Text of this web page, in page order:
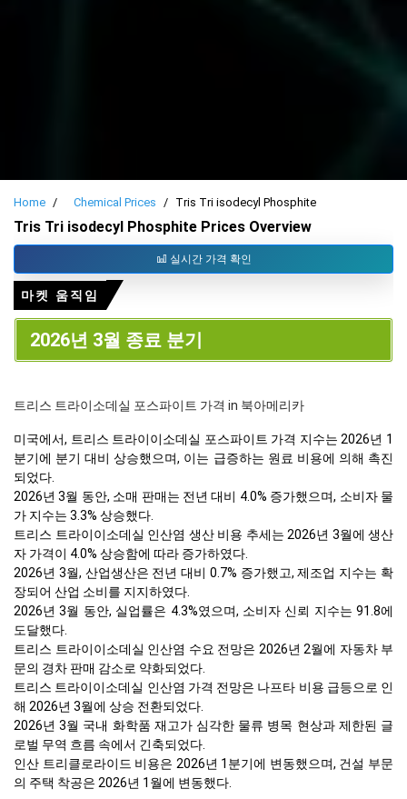
Home Chemical Prices Tris Tri isodecyl Phosphite
Tris Tri isodecyl Phosphite Prices Overview
실시간 가격 확인
마켓 움직임
2026년 3월 종료 분기
트리스 트라이소데실 포스파이트 가격 in 북아메리카
미국에서, 트리스 트라이이소데실 포스파이트 가격 지수는 2026년 1
분기에 분기 대비 상승했으며, 이는 급증하는 원료 비용에 의해 촉진
되었다.
2026년 3월 동안, 소매 판매는 전년 대비 4.0% 증가했으며, 소비자 물
가 지수는 3.3% 상승했다.
트리스 트라이이소데실 인산염 생산 비용 추세는 2026년 3월에 생산
자 가격이 4.0% 상승함에 따라 증가하였다.
2026년 3월, 산업생산은 전년 대비 0.7% 증가했고, 제조업 지수는 확
장되어 산업 소비를 지지하였다.
2026년 3월 동안, 실업률은 4.3%였으며, 소비자 신뢰 지수는 91.8에
도달했다.
트리스 트라이이소데실 인산염 수요 전망은 2026년 2월에 자동차 부
문의 경차 판매 감소로 약화되었다.
트리스 트라이이소데실 인산염 가격 전망은 나프타 비용 급등으로 인
해 2026년 3월에 상승 전환되었다.
2026년 3월 국내 화학품 재고가 심각한 물류 병목 현상과 제한된 글
로벌 무역 흐름 속에서 긴축되었다.
인산 트리클로라이드 비용은 2026년 1분기에 변동했으며, 건설 부문
의 주택 착공은 2026년 1월에 변동했다.